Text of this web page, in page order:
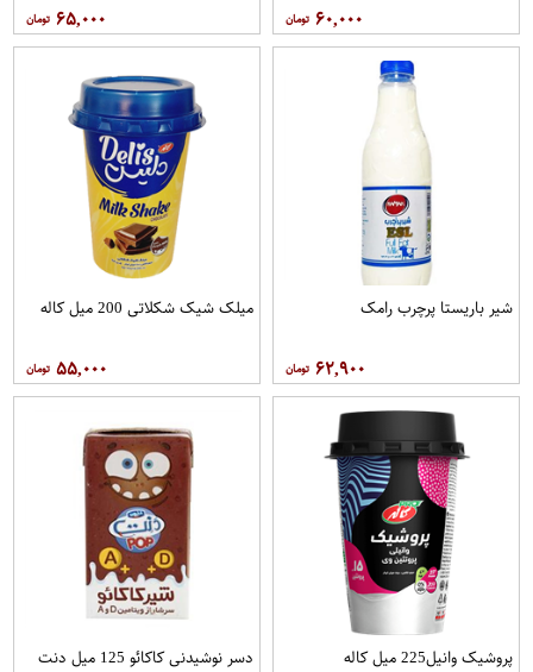
۶۰,۰۰۰ ۶۵,۰۰۰
شیر باریستا پرچرب رامک
۶۲,۹۰۰
میلک شیک شکلاتی 200 میل کاله
۵۵,۰۰۰
پروشیک وانیل225 میل کاله دسر نوشیدنی کاکائو 125 میل دنت